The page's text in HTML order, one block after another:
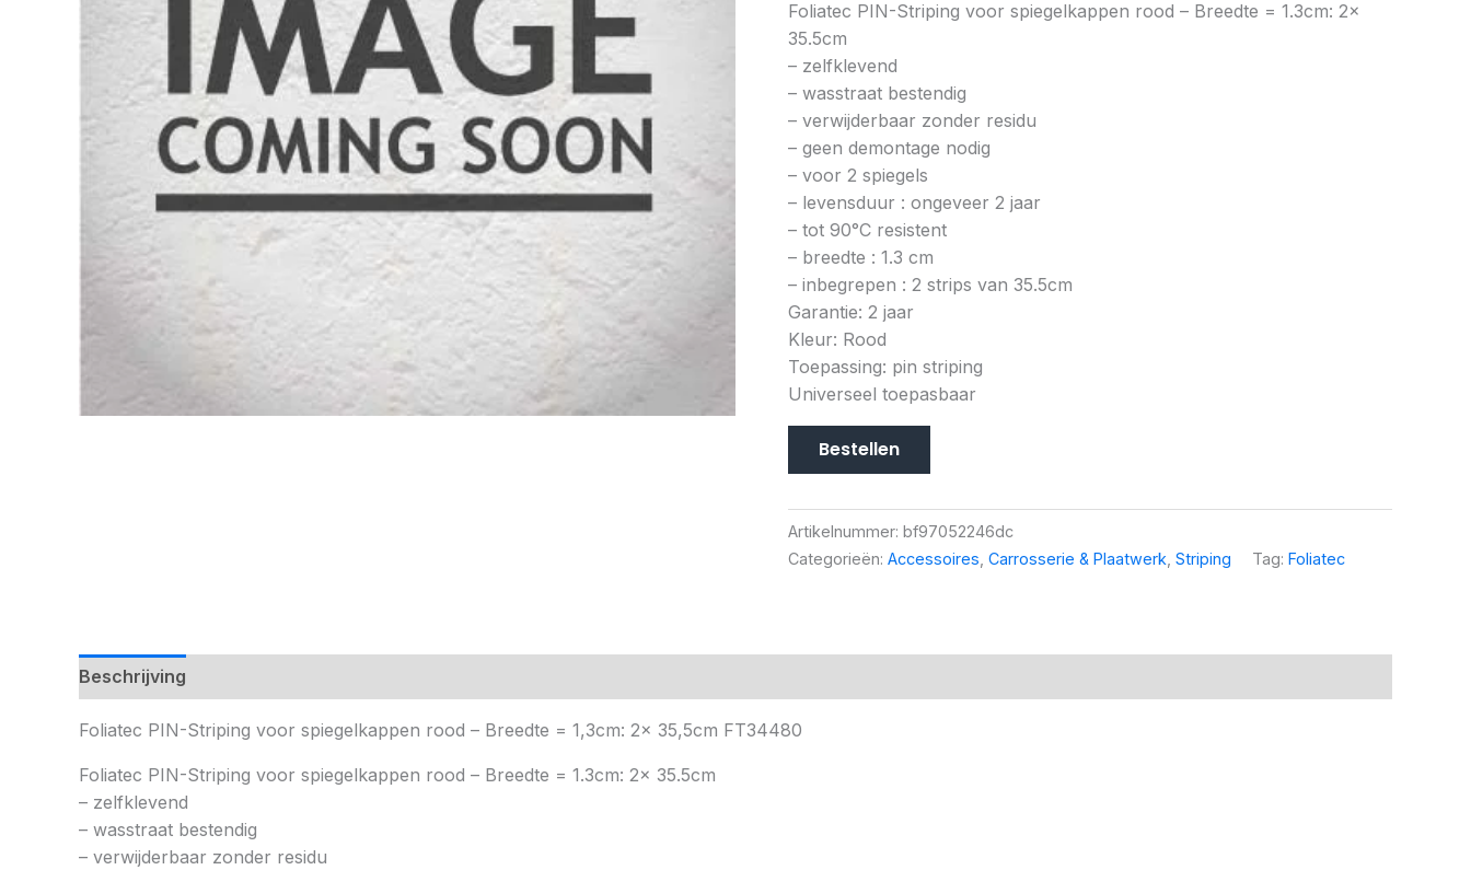
Foliatec PIN-Striping voor spiegelkappen rood – Breedte = 1.3cm: 2x
35.5cm
– zelfklevend
– wasstraat bestendig
– verwijderbaar zonder residu
– geen demontage nodig
– voor 2 spiegels
– levensduur : ongeveer 2 jaar
– tot 90°C resistent
– breedte : 1.3 cm
– inbegrepen : 2 strips van 35.5cm
Garantie: 2 jaar
Kleur: Rood
Toepassing: pin striping
Universeel toepasbaar
Bestellen
Artikelnummer: bf97052246dc
Categorieën: Accessoires Carrosserie & Plaatwerk Striping Tag: Foliatec
Beschrijving
Foliatec PIN-Striping voor spiegelkappen rood – Breedte = 1,3cm: 2x 35,5cm FT34480
Foliatec PIN-Striping voor spiegelkappen rood – Breedte = 1.3cm: 2x 35.5cm
– zelfklevend
– wasstraat bestendig
– verwijderbaar zonder residu